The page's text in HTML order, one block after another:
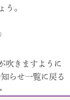
う。
吹きますように
らせ一覧に戻る